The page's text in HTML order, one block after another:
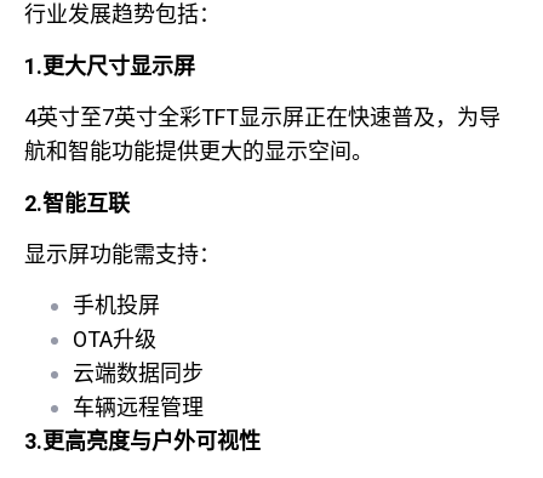
行业发展趋势包括：
1.更大尺寸显示屏
4英寸至7英寸全彩TFT显示屏正在快速普及，为导
航和智能功能提供更大的显示空间。
2.智能互联
显示屏功能需支持：
手机投屏
OTA升级
云端数据同步
车辆远程管理
3.更高亮度与户外可视性